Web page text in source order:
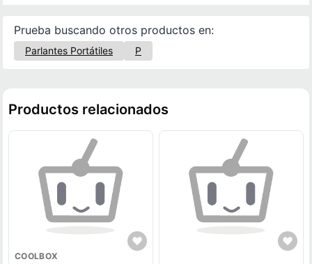
Prueba buscando otros productos en:
Parlantes Portátiles P
Productos relacionados
COOLBOX